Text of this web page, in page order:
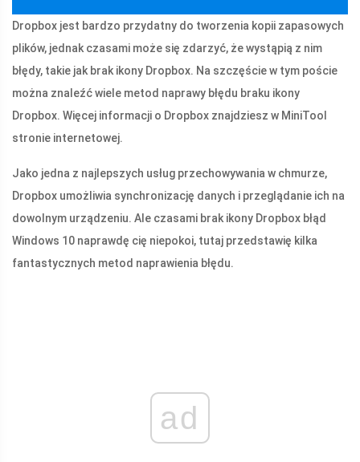
Dropbox jest bardzo przydatny do tworzenia kopii zapasowych
plików, jednak czasami może się zdarzyć, że wystąpią z nim
błędy, takie jak brak ikony Dropbox. Na szczęście w tym poście
można znaleźć wiele metod naprawy błędu braku ikony
Dropbox. Więcej informacji o Dropbox znajdziesz w MiniTool
stronie internetowej.
Jako jedna z najlepszych usług przechowywania w chmurze,
Dropbox umożliwia synchronizację danych i przeglądanie ich na
dowolnym urządzeniu. Ale czasami brak ikony Dropbox błąd
Windows 10 naprawdę cię niepokoi, tutaj przedstawię kilka
fantastycznych metod naprawienia błędu.
ad